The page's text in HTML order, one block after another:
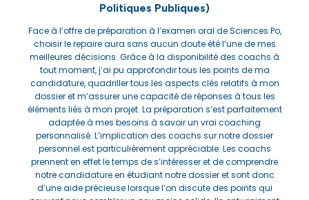
Politiques Publiques)
Face à l’offre de préparation à l’examen oral de Sciences Po,
choisir le repaire aura sans aucun doute été l’une de mes
meilleures décisions. Grâce à la disponibilité des coachs à
tout moment, j’ai pu approfondir tous les points de ma
candidature, quadriller tous les aspects clés relatifs à mon
dossier et m’assurer une capacité de réponses à tous les
éléments liés à mon projet. La préparation s’est parfaitement
adaptée à mes besoins à savoir un vrai coaching
personnalisé. L’implication des coachs sur notre dossier
personnel est particulièrement appréciable. Les coachs
prennent en effet le temps de s’intéresser et de comprendre
notre candidature en étudiant notre dossier et sont donc
d’une aide précieuse lorsque l’on discute des points qui